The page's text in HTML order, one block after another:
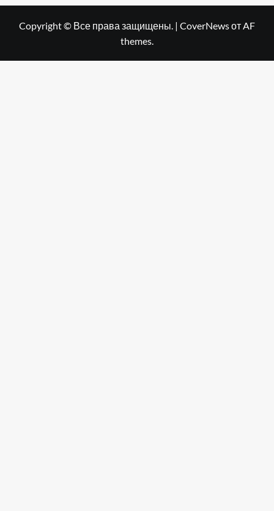
Copyright © Все права защищены. | CoverNewsот AF
themes.